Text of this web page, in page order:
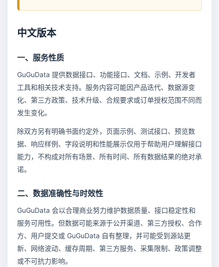
中文版本
一、服务性质
GuGuData 提供数据接口、功能接口、文档、示例、开发者
工具和相关技术支持。服务内容可能因产品迭代、数据源变
化、第三方政策、技术升级、合规要求或订单授权范围不同而
发生变化。
除双方另有明确书面约定外，页面示例、测试接口、预览数
据、响应样例、字段说明和性能展示仅用于帮助用户理解接口
能力，不构成对所有场景、所有时间、所有数据结果的绝对承
诺。
二、数据准确性与时效性
GuGuData 会以合理商业努力维护数据质量、接口稳定性和
服务可用性。但数据可能来源于公开渠道、第三方授权、合作
方、用户提交或 GuGuData 自有整理，并可能受到源站更
新、网络波动、缓存周期、第三方服务、采集限制、政策调整
或不可抗力影响。